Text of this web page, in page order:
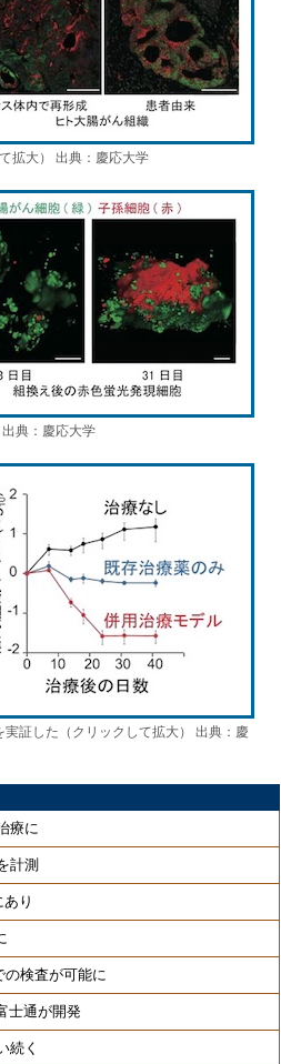
拡大） 出典：慶応大学
典：慶応大学
証した（クリックして拡大） 出典：慶
療に
計測
り
の検査が可能に
士通が開発
続く